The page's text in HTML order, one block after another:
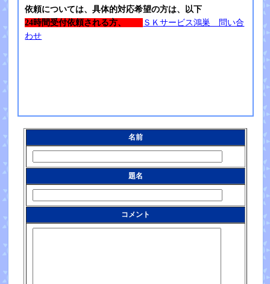
依頼については、具体的対応希望の方は、以下
24時間受付依頼される方、
ＳＫサービス鴻巣 問い合
わせ
名前
題名
コメント